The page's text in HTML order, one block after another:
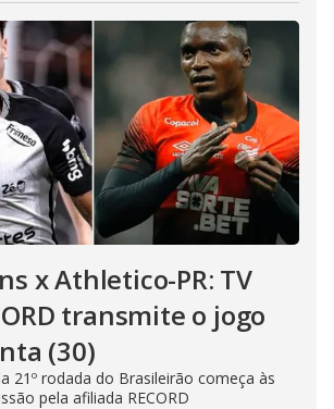
x Athletico-PR: TV
transmite o jogo
(30)
21º rodada do Brasileirão começa às
pela afiliada RECORD